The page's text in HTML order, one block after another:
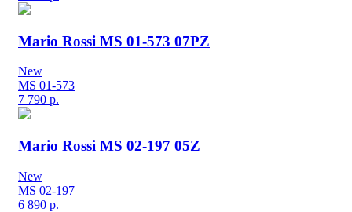
Mario Rossi MS 01-573 07PZ
New
MS 01-573
7 790 р.
Mario Rossi MS 02-197 05Z
New
MS 02-197
6 890 р.